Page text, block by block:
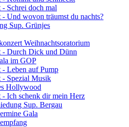
- Schrei doch mal
- Und wovon träumst du nachts?
Sup. Grünjes
Weihnachtsoratorium
- Durch Dick und Dünn
im GOP
- Leben auf Pump
- Spezial Musik
Hollywood
- Ich schenk dir mein Herz
Sup. Bergau
Gala